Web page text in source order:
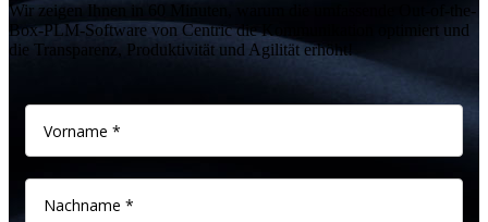
Wir zeigen Ihnen in 60 Minuten, warum die umfassende Out-of-the-
Box-PLM-Software von Centric die Kommunikation optimiert und
die Transparenz, Produktivität und Agilität erhöht!